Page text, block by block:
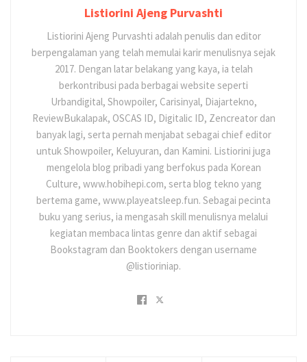
Listiorini Ajeng Purvashti
Listiorini Ajeng Purvashti adalah penulis dan editor
berpengalaman yang telah memulai karir menulisnya sejak
2017. Dengan latar belakang yang kaya, ia telah
berkontribusi pada berbagai website seperti
Urbandigital, Showpoiler, Carisinyal, Diajartekno,
ReviewBukalapak, OSCAS ID, Digitalic ID, Zencreator dan
banyak lagi, serta pernah menjabat sebagai chief editor
untuk Showpoiler, Keluyuran, dan Kamini. Listiorini juga
mengelola blog pribadi yang berfokus pada Korean
Culture, www.hobihepi.com, serta blog tekno yang
bertema game, www.playeatsleep.fun. Sebagai pecinta
buku yang serius, ia mengasah skill menulisnya melalui
kegiatan membaca lintas genre dan aktif sebagai
Bookstagram dan Booktokers dengan username
@listioriniap.